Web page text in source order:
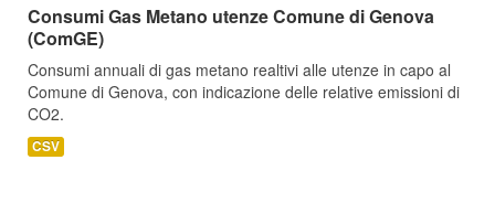
Consumi Gas Metano utenze Comune di Genova
(ComGE)
Consumi annuali di gas metano realtivi alle utenze in capo al
Comune di Genova, con indicazione delle relative emissioni di
CO2.
CSV